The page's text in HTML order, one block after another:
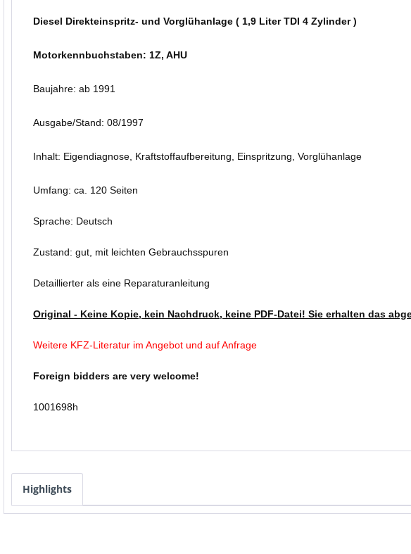
Diesel Direkteinspritz- und Vorglühanlage ( 1,9 Liter TDI 4 Zylinder )
Motorkennbuchstaben: 1Z, AHU
Baujahre: ab 1991
Ausgabe/Stand: 08/1997
Inhalt: Eigendiagnose, Kraftstoffaufbereitung, Einspritzung, Vorglühanlage
Umfang: ca. 120 Seiten
Sprache: Deutsch
Zustand: gut, mit leichten Gebrauchsspuren
Detaillierter als eine Reparaturanleitung
Original - Keine Kopie, kein Nachdruck, keine PDF-Datei! Sie erhalten das
Weitere KFZ-Literatur im Angebot und auf Anfrage
Foreign bidders are very welcome!
1001698h
Highlights